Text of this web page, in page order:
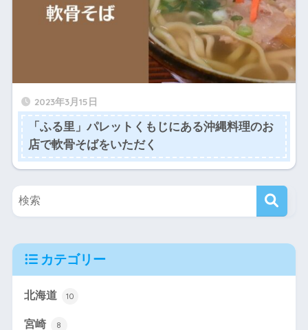
2023年3月15日
「ふる里」パレットくもじにある沖縄料理のお
店で軟骨そばをいただく
カテゴリー
北海道 10
宮崎 8